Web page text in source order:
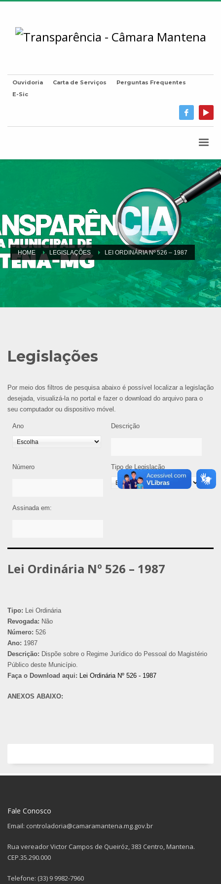
Ouvidoria Carta de Serviços
Perguntas Frequentes
E-Sic
HOME LEGISLAÇÕES LEI ORDINÁRIA Nº 526 – 1987
Legislações
Por meio dos filtros de pesquisa abaixo é possível localizar a legislação
desejada, visualizá-la no portal e fazer o download do arquivo para o
seu computador ou dispositivo móvel.
Ano Descrição
Número Tipo de Legislação
Assinada em:
Lei Ordinária Nº 526 – 1987
Tipo: Lei Ordinária
Revogada: Não
Número: 526
Ano: 1987
Descrição: Dispõe sobre o Regime Jurídico do Pessoal do Magistério
Público deste Município.
Faça o Download aqui: Lei Ordinária Nº 526 - 1987
ANEXOS ABAIXO:
Fale Conosco
Email: controladoria@camaramantena.mg.gov.br
Rua vereador Victor Campos de Queiróz, 383 Centro, Mantena.
CEP.35.290.000
Telefone: (33) 9 9982-7960